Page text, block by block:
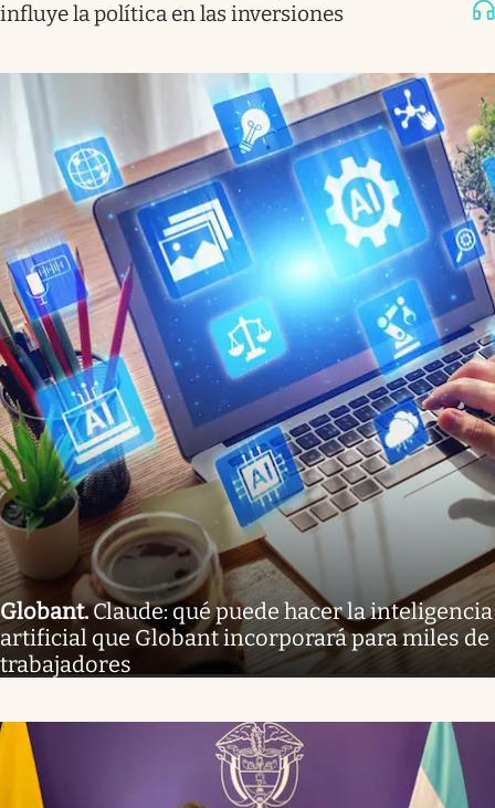
influye la política en las inversiones
Globant.Claude: qué puede hacer la inteligencia
artificial que Globant incorporará para miles de
trabajadores